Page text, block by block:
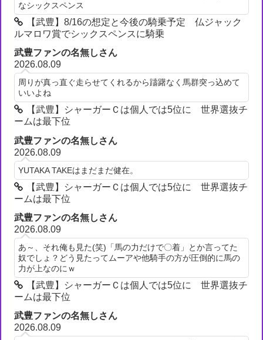
なシックスペンス
【武豊】8/16の想定と今後の騎乗予定 仏ジャック
ルマロワ賞でシックスペンスに騎乗
武豊ファンの名無しさん
2026.08.09
周りが真っ直ぐ走らせてくれるから躊躇なく馬群突っ込めて
いいよね
【武豊】シャーガーＣは個人では5位に 世界選抜チ
ームは最下位
武豊ファンの名無しさん
2026.08.09
YUTAKA TAKEはまだまだ健在。
【武豊】シャーガーＣは個人では5位に 世界選抜チ
ームは最下位
武豊ファンの名無しさん
2026.08.09
あ～、それ俺も見た(笑)「馬の力だけで〇着」とか言ってた
奴でしょ？どう見たってムーアや他騎手の方が圧倒的に馬の
力が上なのにｗ
【武豊】シャーガーＣは個人では5位に 世界選抜チ
ームは最下位
武豊ファンの名無しさん
2026.08.09